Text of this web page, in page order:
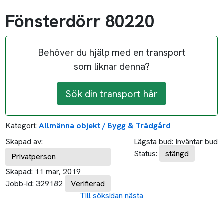
Fönsterdörr 80220
Behöver du hjälp med en transport
som liknar denna?
Sök din transport här
Kategori: Allmänna objekt / Bygg & Trädgård
Skapad av:
Privatperson
Skapad: 11 mar, 2019
Jobb-id: 329182 Verifierad
Lägsta bud: Inväntar bud
Status:
stängd
Till söksidan nästa